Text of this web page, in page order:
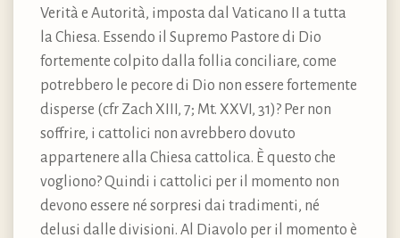
Verità e Autorità, imposta dal Vaticano II a tutta
la Chiesa. Essendo il Supremo Pastore di Dio
fortemente colpito dalla follia conciliare, come
potrebbero le pecore di Dio non essere fortemente
disperse (cfr Zach XIII, 7; Mt. XXVI, 31)? Per non
soffrire, i cattolici non avrebbero dovuto
appartenere alla Chiesa cattolica. È questo che
vogliono? Quindi i cattolici per il momento non
devono essere né sorpresi dai tradimenti, né
delusi dalle divisioni. Al Diavolo per il momento è